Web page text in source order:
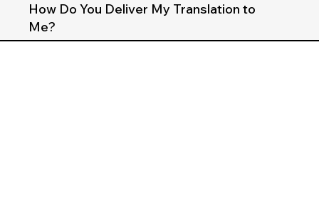
How Do You Deliver My Translation to
Me?